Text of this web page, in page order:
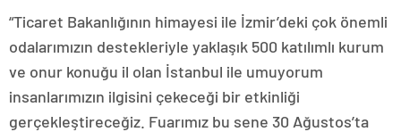
“Ticaret Bakanlığının himayesi ile İzmir’deki çok önemli
odalarımızın destekleriyle yaklaşık 500 katılımlı kurum
ve onur konuğu il olan İstanbul ile umuyorum
insanlarımızın ilgisini çekeceği bir etkinliği
gerçekleştireceğiz. Fuarımız bu sene 30 Ağustos’ta